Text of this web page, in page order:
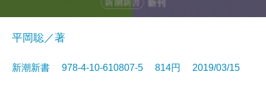
平岡聡／著
新潮新書 978-4-10-610807-5 814円 2019/03/15